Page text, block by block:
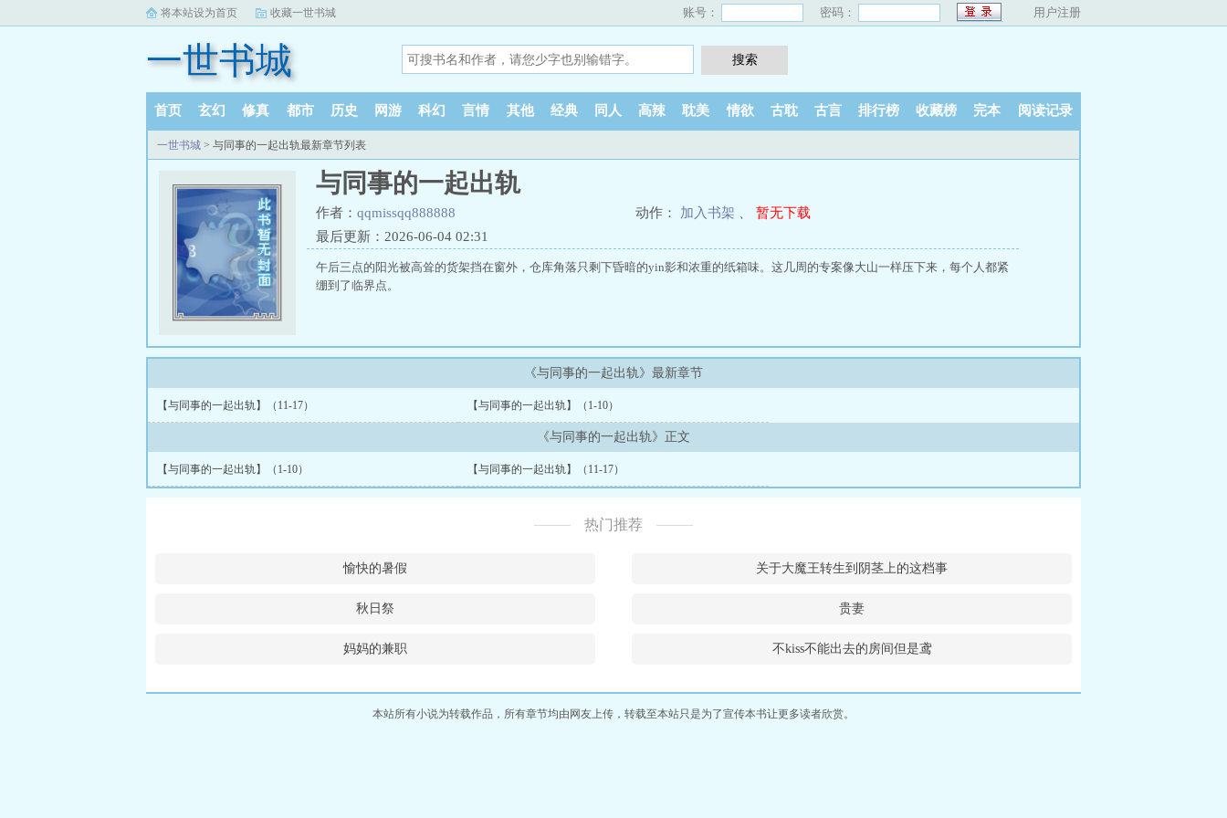
将本站设为首页 收藏一世书城 账号： 密码： 用户注册
一世书城
首页 玄幻 修真 都市 历史 网游 科幻 言情 其他 经典 同人 高辣 耽美 情欲 古耽 古言 排行榜 收藏榜 完本 阅读记录
一世书城 > 与同事的一起出轨最新章节列表
与同事的一起出轨
作者： qqmissqq888888 动作： 加入书架
暂无下载
最后更新：2026-06-04 02:31
午后三点的阳光被高耸的货架挡在窗外，仓库角落只剩下昏暗的yin影和浓重的纸箱味。这几周的专案像大山一样压下来，每个人都紧
绷到了临界点。
《与同事的一起出轨》最新章节
【与同事的一起出轨】（11-17） 【与同事的一起出轨】（1-10）
《与同事的一起出轨》正文
【与同事的一起出轨】（1-10） 【与同事的一起出轨】（11-17）
热门推荐
愉快的暑假 关于大魔王转生到阴茎上的这档事
秋日祭 贵妻
妈妈的兼职 不kiss不能出去的房间但是鸢
本站所有小说为转载作品，所有章节均由网友上传，转载至本站只是为了宣传本书让更多读者欣赏。